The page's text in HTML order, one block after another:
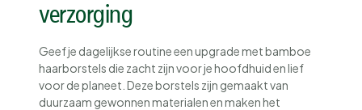
verzorging
Geef je dagelijkse routine een upgrade met bamboe
haarborstels die zacht zijn voor je hoofdhuid en lief
voor de planeet. Deze borstels zijn gemaakt van
duurzaam gewonnen materialen en maken het